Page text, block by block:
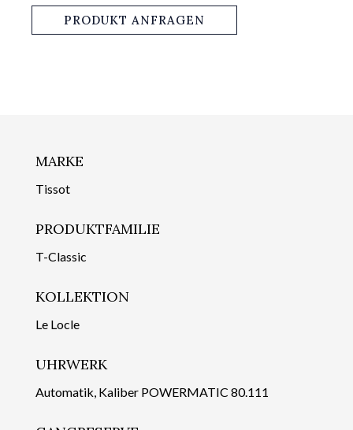
PRODUKT ANFRAGEN
MARKE
Tissot
PRODUKTFAMILIE
T-Classic
KOLLEKTION
Le Locle
UHRWERK
Automatik, Kaliber POWERMATIC 80.111